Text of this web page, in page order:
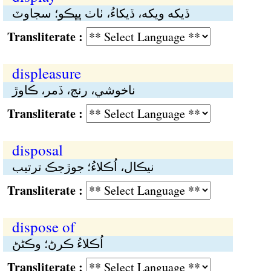
ڏيکە ويکە، ڏيکاءُ، ٺاٺ ڀڀڪو؛ سجاوٽ
:
displeasure
ناخوشي، رنج، ڏمر، ڪاوڙ
:
disposal
نيڪال، اُڪلاءُ؛ جوڙجڪ ترتيب
:
dispose of
اُڪلاءُ ڪرڻ؛ وڪڻڻ
: